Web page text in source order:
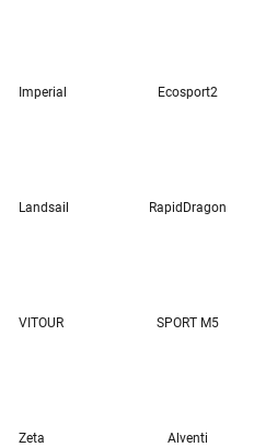
Imperial Ecosport2
Landsail RapidDragon
VITOUR SPORT M5
Zeta Alventi